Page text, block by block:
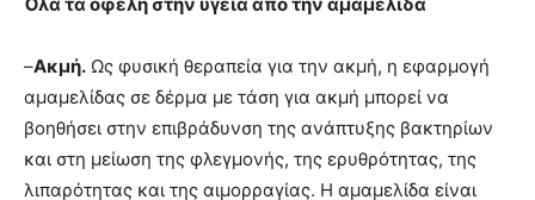
–Ακμή. Ως φυσική θεραπεία για την ακμή, η εφαρμογή
αμαμελίδας σε δέρμα με τάση για ακμή μπορεί να
βοηθήσει στην επιβράδυνση της ανάπτυξης βακτηρίων
και στη μείωση της φλεγμονής, της ερυθρότητας, της
λιπαρότητας και της αιμορραγίας. Η αμαμελίδα είναι